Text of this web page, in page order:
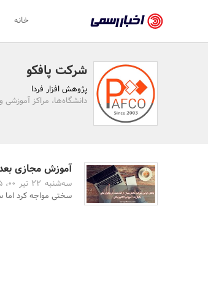
رسمی
اخبار
تایید
سازمان‌ها
و
روابط
خانه
شرکت پافکو
پژوهش افزار فردا
دانشگاه‌ها، مراکز
آموزش مجازی بعد
سه‌شنبه 22 تیر 00، 19:15 -
سختی مواجه کرد